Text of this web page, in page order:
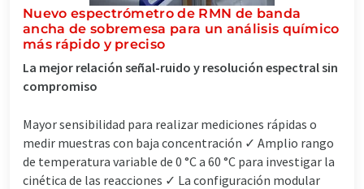
Nuevo espectrómetro de RMN de banda
ancha de sobremesa para un análisis químico
más rápido y preciso
La mejor relación señal-ruido y resolución espectral sin
compromiso
Mayor sensibilidad para realizar mediciones rápidas o
medir muestras con baja concentración ✓ Amplio rango
de temperatura variable de 0 °C a 60 °C para investigar la
cinética de las reacciones ✓ La configuración modular